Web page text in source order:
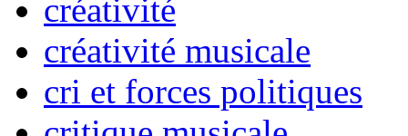
créativité
créativité musicale
cri et forces politiques